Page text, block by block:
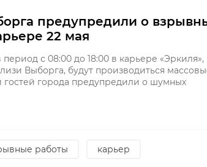
предупредили о
22 мая
период с 08:00 до 18:00 в карьере «Эркиля»,
Выборга, будут производиться
города предупредили о шумных
работы карьер